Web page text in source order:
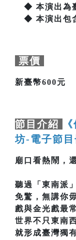
◆ 本演出為
◆ 本演出包
票價
新臺幣600元
節目介紹
坊-電子節目
廟口看熱鬧，
聽過「東南派
免驚，無講你
戲與金光戲最
世界不只東南
就形成臺灣獨